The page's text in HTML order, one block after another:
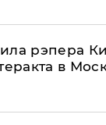
рэпера
в